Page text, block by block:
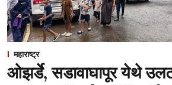
महाराष्ट्र
ओझर्डे, सडावाघापूर येथे